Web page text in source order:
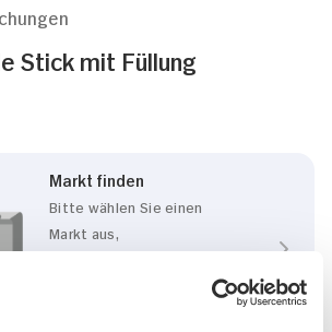
Stick mit Füllung
Markt finden
Bitte wählen Sie einen
Markt aus,